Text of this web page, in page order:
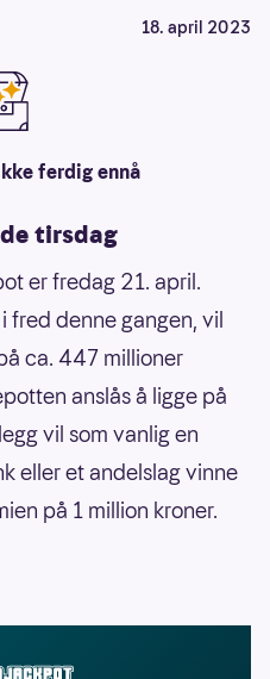
18. april 2023
ferdig ennå
tirsdag
er fredag 21. april.
fred denne gangen, vil
ca. 447 millioner
anslås å ligge på
vil som vanlig en
eller et andelslag vinne
på 1 million kroner.